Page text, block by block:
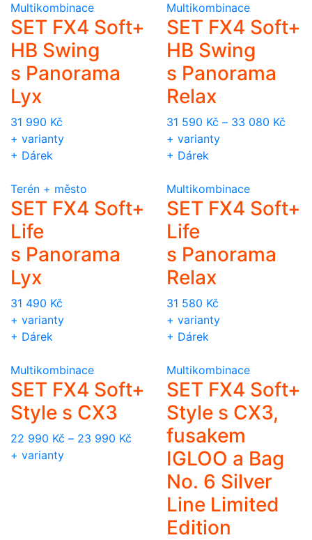
Multikombinace
SET FX4 Soft+
HB Swing
s Panorama
Lyx
31 990 Kč
+ varianty
Multikombinace
SET FX4 Soft+
HB Swing
s Panorama
Relax
31 590 Kč – 33 080 Kč
+ varianty
+ Dárek
Terén + město
SET FX4 Soft+
Life
s Panorama
Lyx
31 490 Kč
+ varianty
+ Dárek
Multikombinace
SET FX4 Soft+
Life
s Panorama
Relax
31 580 Kč
+ varianty
+ Dárek
Multikombinace
SET FX4 Soft+
Style s CX3
22 990 Kč – 23 990 Kč
+ varianty
+ Dárek
Multikombinace
SET FX4 Soft+
Style s CX3,
fusakem
IGLOO a Bag
No. 6 Silver
Line Limited
Edition